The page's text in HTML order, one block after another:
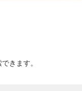
きます。